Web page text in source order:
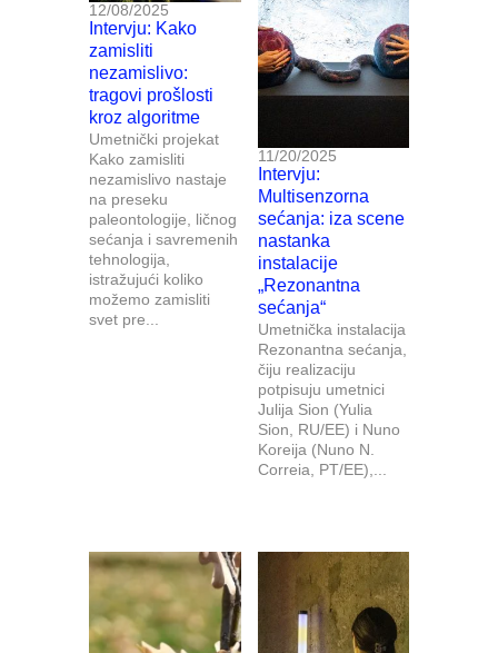
12/08/2025
Intervju: Kako
zamisliti
nezamislivo:
tragovi prošlosti
kroz algoritme
Umetnički projekat
Kako zamisliti
nezamislivo nastaje
na preseku
paleontologije, ličnog
sećanja i savremenih
tehnologija,
istražujući koliko
možemo zamisliti
svet pre...
11/20/2025
Intervju:
Multisenzorna
sećanja: iza scene
nastanka
instalacije
„Rezonantna
sećanja“
Umetnička instalacija
Rezonantna sećanja,
čiju realizaciju
potpisuju umetnici
Julija Sion (Yulia
Sion, RU/EE) i Nuno
Koreija (Nuno N.
Correia, PT/EE),...